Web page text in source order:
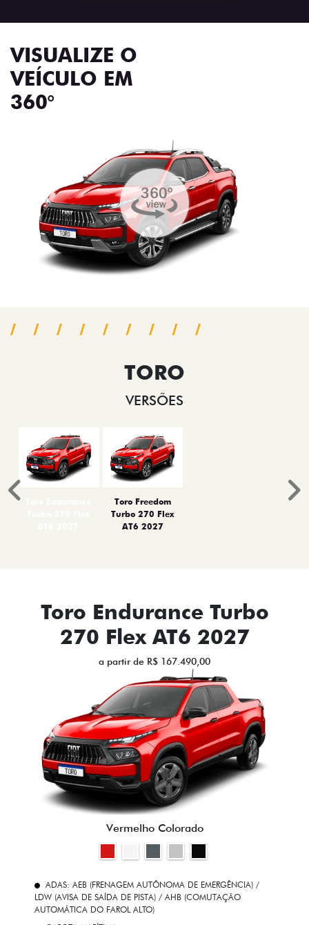
VISUALIZE O
VEÍCULO EM
360°
TORO
VERSÕES
Toro Freedom
Turbo 270 Flex
AT6 2027
Anterior
Toro Endurance Turbo
270 Flex AT6 2027
a partir de R$ 167.490,00
Vermelho Colorado
ADAS: AEB (FRENAGEM AUTÔNOMA DE EMERGÊNCIA) /
LDW (AVISA DE SAÍDA DE PISTA) / AHB (COMUTAÇÃO
AUTOMÁTICA DO FAROL ALTO)